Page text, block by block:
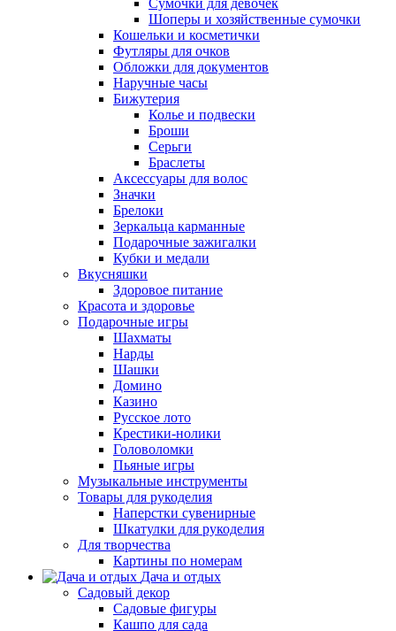
Сумочки для девочек
Шоперы и хозяйственные сумочки
Кошельки и косметички
Футляры для очков
Обложки для документов
Наручные часы
Бижутерия
Колье и подвески
Броши
Серьги
Браслеты
Аксессуары для волос
Значки
Брелоки
Зеркальца карманные
Подарочные зажигалки
Кубки и медали
Вкусняшки
Здоровое питание
Красота и здоровье
Подарочные игры
Шахматы
Нарды
Шашки
Домино
Казино
Русское лото
Крестики-нолики
Головоломки
Пьяные игры
Музыкальные инструменты
Товары для рукоделия
Наперстки сувенирные
Шкатулки для рукоделия
Для творчества
Картины по номерам
Дача и отдых
Садовый декор
Садовые фигуры
Кашпо для сада